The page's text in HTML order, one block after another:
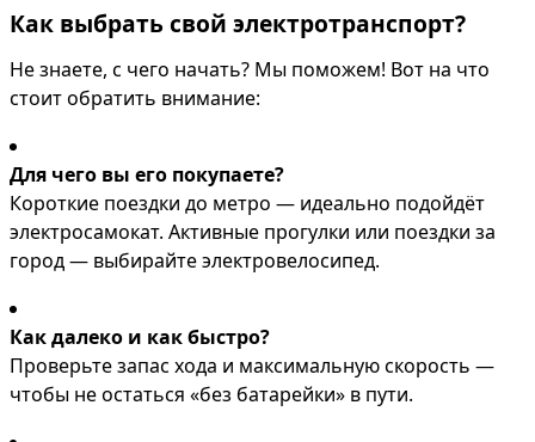
Как выбрать свой электротранспорт?
Не знаете, с чего начать? Мы поможем! Вот на что
стоит обратить внимание:
Для чего вы его покупаете?
Короткие поездки до метро — идеально подойдёт
электросамокат. Активные прогулки или поездки за
город — выбирайте электровелосипед.
Как далеко и как быстро?
Проверьте запас хода и максимальную скорость —
чтобы не остаться «без батарейки» в пути.